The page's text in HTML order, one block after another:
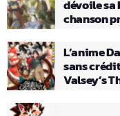
dévoile sa
chanson
L’anime
sans
Valsey’s